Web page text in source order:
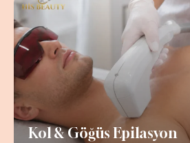
Kol & Göğüs Epilasyon